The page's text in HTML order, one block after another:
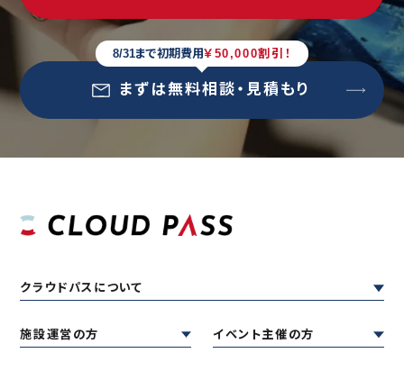
まずは無料相談・見積もり
8/31まで初期費用￥50,000割引！
クラウドパスについて
施設運営の方 イベント主催の方